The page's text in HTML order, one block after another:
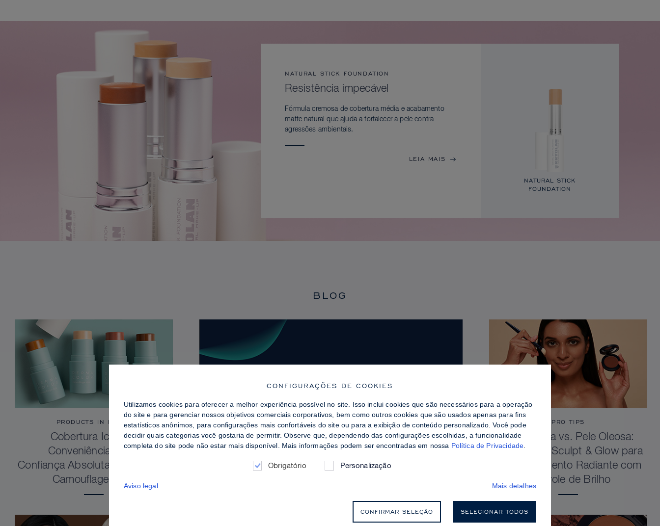
NATURAL STICK FOUNDATION
Resistência impecável
Fórmula cremosa de cobertura média e acabamento
matte natural que ajuda a fortalecer a pele contra
agressões ambientais.
LEIA MAIS
NATURAL STICK
FOUNDATION
BLOG
PRODUCTS IN FOCUS
Cobertura Icônica.
Conveniência Total.
Confiança Absoluta. Dermacolor
Camouflage Stick
PRO TIPS
Pele Viçosa vs. Pele Oleosa:
Como Selar Sculpt & Glow para
um Acabamento Radiante com
Controle de Brilho
CONFIGURAÇÕES DE COOKIES
Utilizamos cookies para oferecer a melhor experiência possível no site. Isso inclui cookies que são necessários para a operação
do site e para gerenciar nossos objetivos comerciais corporativos, bem como outros cookies que são usados ​​apenas para fins
estatísticos anônimos, para configurações mais confortáveis ​​do site ou para a exibição de conteúdo personalizado. Você pode
decidir quais categorias você gostaria de permitir. Observe que, dependendo das configurações escolhidas, a funcionalidade
completa do site pode não estar mais disponível. Mais informações podem ser encontradas em nossa Política de Privacidade
Obrigatório Personalização
Aviso legal Mais detalhes
CONFIRMAR SELEÇÃO SELECIONAR TODOS